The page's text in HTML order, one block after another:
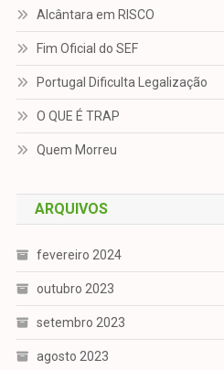
Alcântara em RISCO
Fim Oficial do SEF
Portugal Dificulta Legalização
O QUE É TRAP
Quem Morreu
ARQUIVOS
fevereiro 2024
outubro 2023
setembro 2023
agosto 2023